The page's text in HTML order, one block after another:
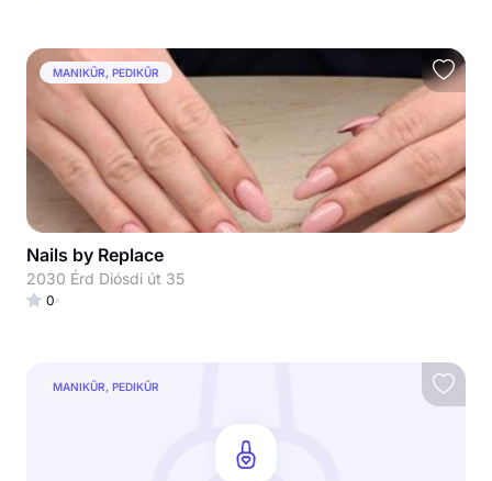
MANIKŰR, PEDIKŰR
Nails by Replace
2030 Érd Diósdi út 35
0
MANIKŰR, PEDIKŰR